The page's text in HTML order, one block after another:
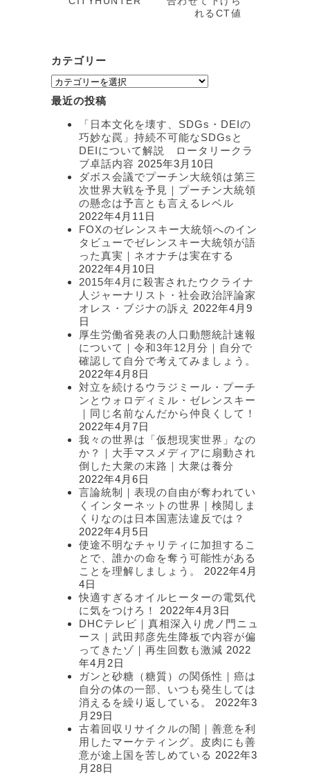
れるCT値
カテゴリー
カ
テ
ゴ
最近の投稿
「日本文化を壊す、SDGs・DEIの
巧妙な罠」持続不可能なSDGsと
DEIについて解説 ロータリークラ
ブ卓話内容 2025年3月10日
ダボス会議でプーチン大統領は第三
次世界大戦を予見｜プーチン大統領
の懸念は予言とも言えるレベル
2022年4月11日
FOXのゼレンスキー大統領へのイン
タビューでゼレンスキー大統領が語
った真実｜ネオナチは実在する
2022年4月10日
2015年4月に殺害されたウクライナ
人ジャーナリスト・社会政治評論家
オレス・ブジナの訴え
2022年4月9
日
厚生労働省発表の人口動態統計速報
について｜令和3年12月分｜自分で
確認して自分で考えてみましょう。
2022年4月8日
対立を続けるウラジミール・プーチ
ンとウォロディミル・ゼレンスキー
｜同じ名前なんだから仲良くして！
2022年4月7日
我々の世界は「仮想現実世界」なの
か？｜大手マスメディアに扇動され
倒した大衆の末路｜大衆は養分
2022年4月6日
言論統制｜表現の自由が奪われてい
くインターネットの世界｜検閲しま
くりなのは日本国憲法違反では？
2022年4月5日
使途不明なチャリティに加担するこ
とで、誰かの命を奪う可能性がある
ことを理解しましょう。
2022年4月
4日
快適すぎるオイルヒーターの電気代
に気をつけろ！
2022年4月3日
DHCテレビ｜真相深入り虎ノ門ニュ
ース｜武田邦彦先生降板で内容が偏
ってきたゾ｜再生回数も激減 2022
年4月2日
ガンと砂糖（糖質）の関係性｜癌は
自分の体の一部、いつも発生しては
消えるを繰り返している。
2022年3
月29日
古着回収リサイクルの闇｜善意を利
用したマーケティング。皮肉にも善
意が途上国を苦しめている 2022年3
月28日